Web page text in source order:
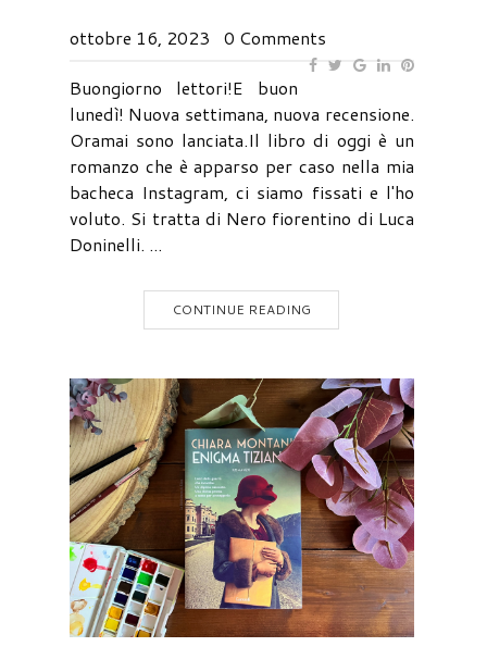
ottobre 16, 2023
0 Comments
Buongiorno lettori!E buon
lunedì! Nuova settimana, nuova recensione.
Oramai sono lanciata.Il libro di oggi è un
romanzo che è apparso per caso nella mia
bacheca Instagram, ci siamo fissati e l'ho
voluto. Si tratta di Nero fiorentino di Luca
Doninelli. ...
CONTINUE READING